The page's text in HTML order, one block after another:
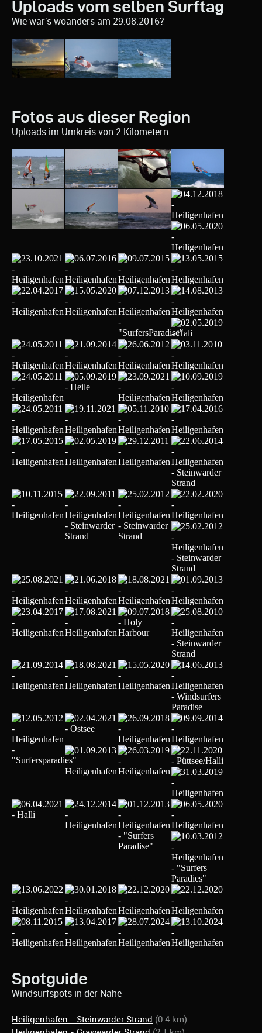
Uploads vom selben Surftag
Wie war's woanders am 29.08.2016?
Fotos aus dieser Region
Uploads im Umkreis von 2 Kilometern
Spotguide
Windsurfspots in der Nähe
Heiligenhafen - Steinwarder Strand (0.4 km)